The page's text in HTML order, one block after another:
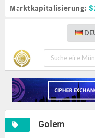
Marktkapitalisierung:
Golem